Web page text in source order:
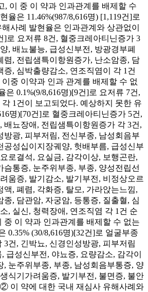
, 이 중 이 약과 인과관계를 배제할 수
율은 11.46%(987/8,616명) [1,119건]로
사례 발현율은 인과관계와 상관없이
]로 요저류 8건, 혈중크레아티닌증가 3
, 배뇨불능, 급성신부전, 방광경부폐
렴, 전립샘특이항원증가, 난소암종, 담
증, 심박출량감소, 연조직염이 각 1건
중 이약과 인과 관계를 배제할 수 없
은 0.1%(9/8,616명)[9건]로 요저류 7건,
1건이 보고되었다. 예상하지 못한 유
명)[70건]로 혈중크레아티닌증가 5건,
배뇨장애, 전립샘특이항원증가 각 3건,
방광, 피부저림, 전신부종, 남성회음부
공성십이지장궤양, 헛배부름, 급성신부
로결석, 요실금, 감각이상, 보행곤란,
슴통증, 눈주위부종, 부종, 양성전립선
움증, 발기감소, 발기부전, 비정상오르
액, 폐렴, 각화증, 탈모, 가라앉는느낌,
종, 담관암, 자궁암, 등통증, 질출혈, 심
, 실신, 청력장애, 연조직염 각 1건 순
중 이 약과 인과관계를 배제할 수 없는
0.35% (30/8,616명)[32건]로 얼굴부종
3건, 긴박뇨, 신경인성방광, 피부저림
급성신부전, 야뇨증, 요량감소, 감각이
, 눈주위부종, 부종, 남성회음부통증, 양
식기가려움증, 발기부전, 불면증, 불안
이 약에 대한 국내 재심사 유해사례와